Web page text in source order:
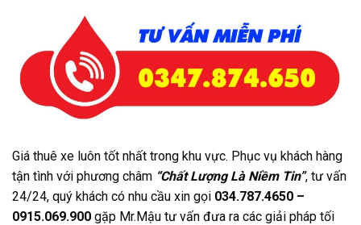
Giá thuê xe luôn tốt nhất trong khu vực. Phục vụ khách hàng
tận tình với phương châm “Chất Lượng Là Niềm Tin”, tư vấn
24/24, quý khách có nhu cầu xin gọi 034.787.4650 –
0915.069.900 gặp Mr.Mậu tư vấn đưa ra các giải pháp tối